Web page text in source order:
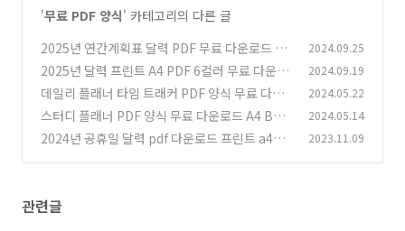
'무료 PDF 양식' 카테고리의 다른 글
2025년 연간계획표 달력 PDF 무료 다운로드 6
컬러
(0)
2024.09.25
2025년 달력 프린트 A4 PDF 6컬러 무료 다운로
드
(0)
2024.09.19
데일리 플래너 타임 트래커 PDF 양식 무료 다운
로드 3컬러 (0)
2024.05.22
스터디 플래너 PDF 양식 무료 다운로드 A4 B5
사이즈
(0)
2024.05.14
2024년 공휴일 달력 pdf 다운로드 프린트 a4사
2023.11.09
관련글